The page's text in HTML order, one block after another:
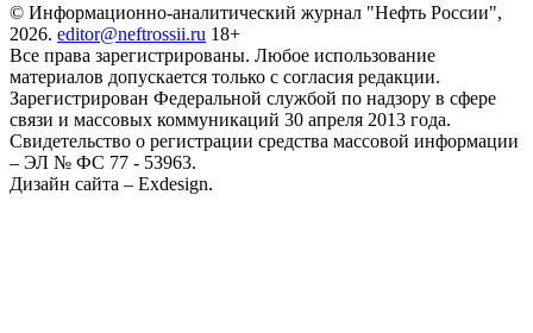
© Информационно-аналитический журнал "Нефть России",
2026. editor@neftrossii.ru 18+
Все права зарегистрированы. Любое использование
материалов допускается только с согласия редакции.
Зарегистрирован Федеральной службой по надзору в сфере
связи и массовых коммуникаций 30 апреля 2013 года.
Свидетельство о регистрации средства массовой информации
– ЭЛ № ФС 77 - 53963.
Дизайн сайта – Exdesign.